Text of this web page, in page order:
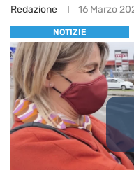
Redazione 16 Marzo
NOTIZIE